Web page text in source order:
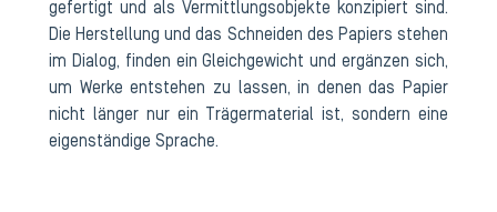
gefertigt und als Vermittlungsobjekte konzipiert sind.
Die Herstellung und das Schneiden des Papiers stehen
im Dialog, finden ein Gleichgewicht und ergänzen sich,
um Werke entstehen zu lassen, in denen das Papier
nicht länger nur ein Trägermaterial ist, sondern eine
eigenständige Sprache.